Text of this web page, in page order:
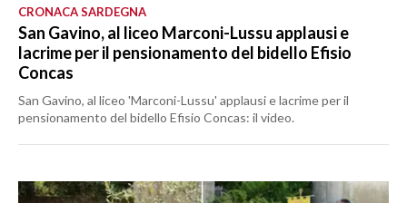
CRONACA SARDEGNA
San Gavino, al liceo Marconi-Lussu applausi e
lacrime per il pensionamento del bidello Efisio
Concas
San Gavino, al liceo 'Marconi-Lussu' applausi e lacrime per il
pensionamento del bidello Efisio Concas: il video.